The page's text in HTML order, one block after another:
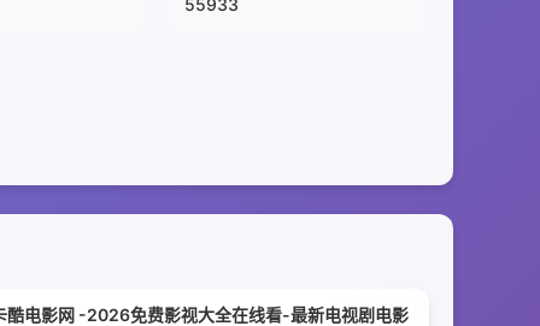
55933
酷电影网 -2026免费影视大全在线看-最新电视剧电影